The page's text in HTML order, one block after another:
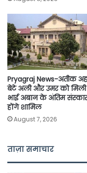
Pryagraj News-अतीक
बेटे अली और उमर को मिली
भाई अबान के अंतिम
होंगे शामिल
August 7, 2026
ताज़ा समाचार